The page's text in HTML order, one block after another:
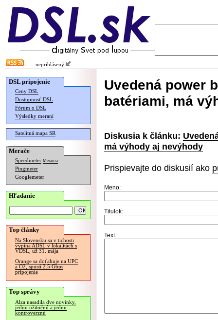
neprihlásený
DSL pripojenie
Ceny DSL
Dostupnosť DSL
Fórum o DSL
Výsledky meraní
Satelitná mapa SR
Merače
Speedmeter Merania
Pingmeter
Googlemeter
Hľadanie
Top články
Na Slovensku sa v tichosti
vypína ADSL v lokalitách s
VDSL, už 31. mája
Orange sa doťahuje na UPC
a O2, spustí 2.5 Gbps
pripojenie
Top správy
Alza nasadila dve novinky,
jednu užitočnú a jednu
kontroverznú
Uvedená power
batériami, má
Diskusia k článku:
má výhody aj nevýhody
Prispievajte do diskusií ako
Meno:
Titulok:
Text: